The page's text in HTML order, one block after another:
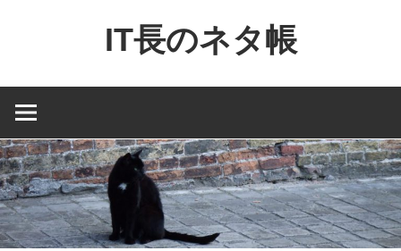
ン
へ
ス
キ
ッ
プ
IT長のネタ帳
NAV
Dynamics365
financial
を
中